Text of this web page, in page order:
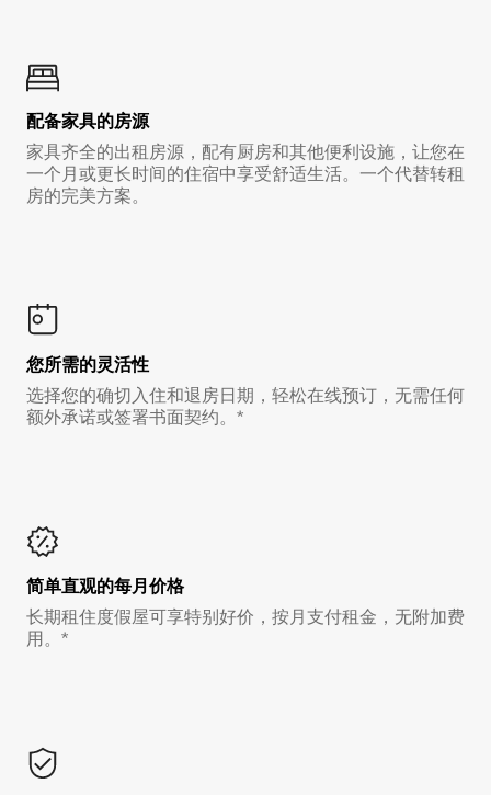
配备家具的房源
家具齐全的出租房源，配有厨房和其他便利设施，让您在
一个月或更长时间的住宿中享受舒适生活。一个代替转租
房的完美方案。
您所需的灵活性
选择您的确切入住和退房日期，轻松在线预订，无需任何
额外承诺或签署书面契约。*
简单直观的每月价格
长期租住度假屋可享特别好价，按月支付租金，无附加费
用。*